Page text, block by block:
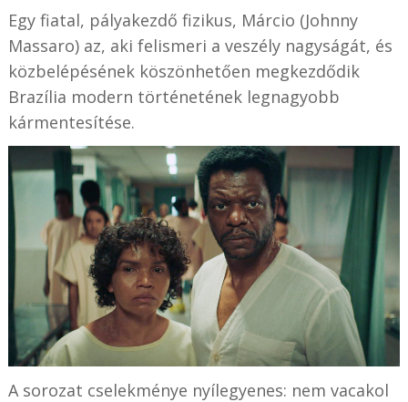
Egy fiatal, pályakezdő fizikus, Márcio (Johnny
Massaro) az, aki felismeri a veszély nagyságát, és
közbelépésének köszönhetően megkezdődik
Brazília modern történetének legnagyobb
kármentesítése.
A sorozat cselekménye nyílegyenes: nem vacakol